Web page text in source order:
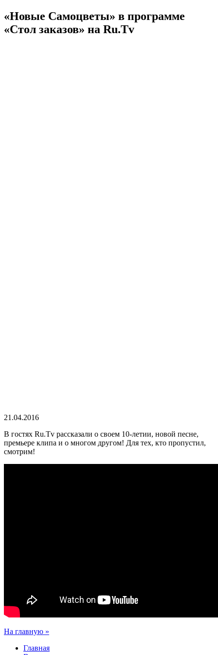
«Новые Самоцветы» в программе
«Стол заказов» на Ru.Tv
21.04.2016
В гостях Ru.Tv рассказали о своем 10-летии, новой песне,
премьере клипа и о многом другом! Для тех, кто пропустил,
смотрим!
На главную »
Главная